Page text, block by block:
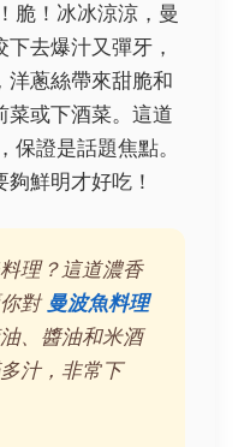
脆！冰冰涼涼，曼
去爆汁又彈牙，
洋蔥絲帶來甜脆和
菜或下酒菜。這道
保證是話題焦點。
鮮明才好吃！
理？這道濃香
對 曼波魚料理
、醬油和米酒
汁，非常下